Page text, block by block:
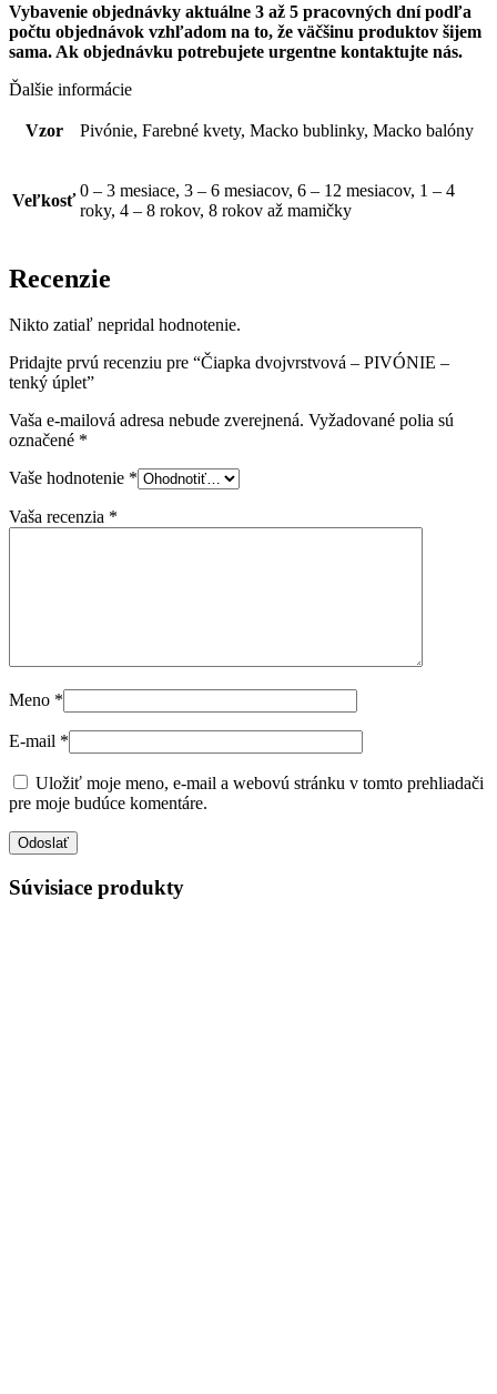
Vybavenie objednávky aktuálne 3 až 5 pracovných dní podľa
počtu objednávok vzhľadom na to, že väčšinu produktov šijem
sama. Ak objednávku potrebujete urgentne kontaktujte nás.
Ďalšie informácie
Vzor Pivónie, Farebné kvety, Macko bublinky, Macko balóny
Veľkosť
0 – 3 mesiace, 3 – 6 mesiacov, 6 – 12 mesiacov, 1 – 4
roky, 4 – 8 rokov, 8 rokov až mamičky
Recenzie
Nikto zatiaľ nepridal hodnotenie.
Pridajte prvú recenziu pre “Čiapka dvojvrstvová – PIVÓNIE –
tenký úplet”
Vaša e-mailová adresa nebude zverejnená. Vyžadované polia sú
označené *
Vaše hodnotenie *
Vaša recenzia *
Meno *
E-mail *
Uložiť moje meno, e-mail a webovú stránku v tomto prehliadači
pre moje budúce komentáre.
Súvisiace produkty